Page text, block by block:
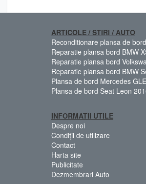
ARTICOLE / STIRI / AUTO
Reconditionare plansa de
Reparatie plansa bord BMW
Reparatie plansa bord
Reparatie plansa bord BMW
Plansa de bord Mercedes
Plansa de bord Seat Leon
INFORMATII UTILE
Despre noi
Condiții de utilizare
Contact
Harta site
Publicitate
Dezmembrari Auto